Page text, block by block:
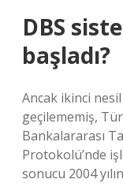
DBS
başladı?
Ancak ikinci
geçilememiş,
Bankalararası
Protokolü’nde
sonucu 2004